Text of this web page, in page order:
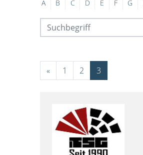
A B C D E F G
« 1 2 3